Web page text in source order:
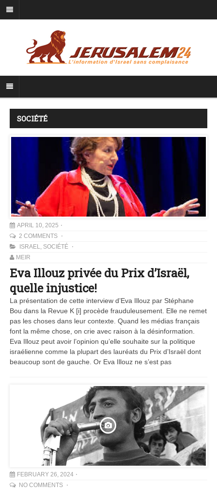
SOCIÉTÉ
APRIL 10, 2025
2 COMMENTS
ISRAEL, SOCIÉTÉ
MEIR
Eva Illouz privée du Prix d’Israël,
quelle injustice!
La présentation de cette interview d’Eva Illouz par Stéphane
Bou dans la Revue K [i] procède frauduleusement. Elle ne remet
pas les choses dans leur contexte. Quand les médias français
font la même chose, on crie avec raison à la désinformation.
Eva Illouz peut avoir l’opinion qu’elle souhaite sur la politique
israélienne comme la plupart des lauréats du Prix d’Israël dont
beaucoup sont de gauche. Or Eva Illouz ne s’est pas
FEBRUARY 26, 2024
NO COMMENTS